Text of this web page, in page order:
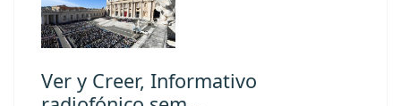
Ver y Creer, Informativo